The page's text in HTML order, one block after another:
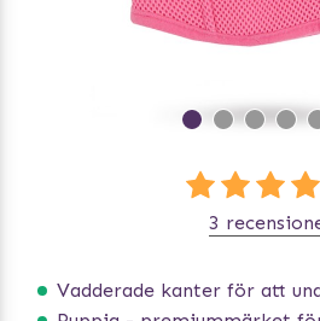
Vadderade kanter för att
3